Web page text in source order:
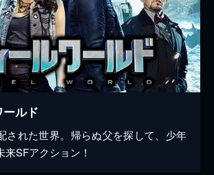
ルド
された世界。帰らぬ父を探して、少年
SFアクション！